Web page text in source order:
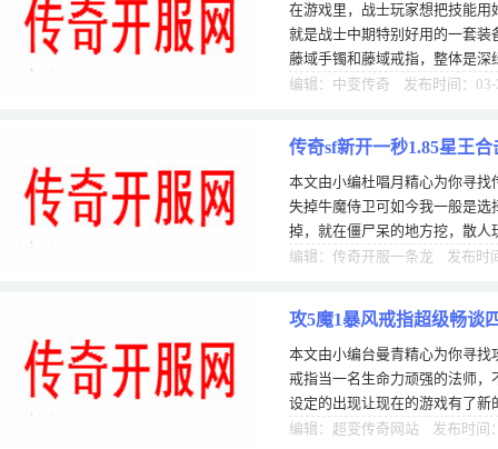
在游戏里，战士玩家想把技能
就是战士中期特别好用的一套
藤域手镯和藤域戒指，整体是
看着特别有自然的气息。它的属
编辑：中变传奇 发布时间：03-
传奇sf新开一秒1.85星王
本文由小编杜唱月精心为你寻找
失掉牛魔侍卫可如今我一般是
掉，就在僵尸呆的地方挖，散
法师职业的优势是最大的，因为
编辑：传奇开服一条龙 发布时
攻5魔1暴风戒指超级畅谈
本文由小编台曼青精心为你寻
戒指当一名生命力顽强的法师
设定的出现让现在的游戏有了
乐趣。步的技传奇里面最热的一
编辑：超变传奇网站 发布时间